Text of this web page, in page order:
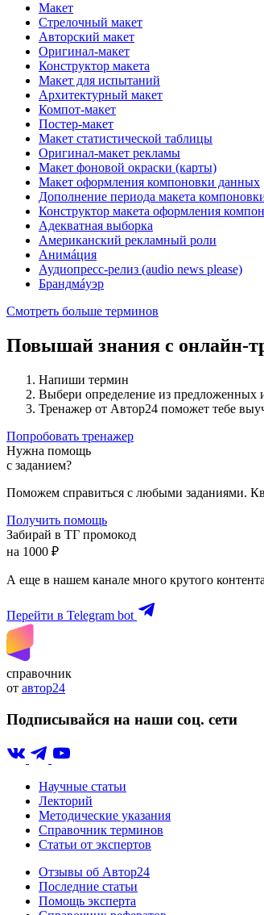
Макет
Стрелочный макет
Авторский макет
Оригинал-макет
Конструктор макета
Макет для испытаний
Архитектурный макет
Компот-макет
Постер-макет
Макет статистической таблицы
Оригинал-макет рекламы
Макет фоновой окраски (карты)
Макет оформления компоновки данных
Дополнение периода макета
Конструктор макета оформления
Адекватная выборка
Американский рекламный роли
Анимáция
Аудиопресс-релиз (audio news please)
Брандмáуэр
Смотреть больше терминов
Повышай знания с онлайн-
Напиши термин
Выбери определение из предложенных
Тренажер от Автор24 поможет тебе
Попробовать тренажер
Нужна помощь
с заданием?
Поможем справиться с любыми заданиями.
Получить помощь
Забирай в ТГ промокод
на 1000 ₽
А еще в нашем канале много крутого контента
Перейти в Telegram bot
справочник
от автор24
Подписывайся на наши соц. сети
Научные статьи
Лекторий
Методические указания
Справочник терминов
Статьи от экспертов
Отзывы об Автор24
Последние статьи
Помощь эксперта